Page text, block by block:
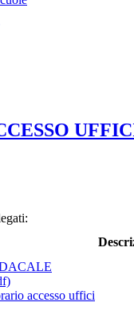
accesso uffici